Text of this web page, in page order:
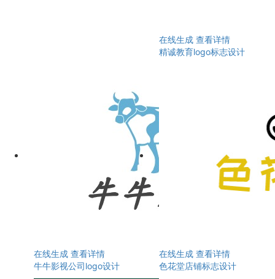
在线生成 查看详情
精诚教育logo标志设计
在线生成 查看详情
牛牛影视公司logo设计
在线生成 查看详情
色花堂店铺标志设计